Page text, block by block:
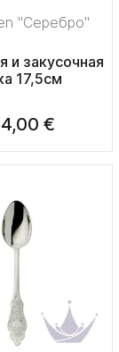
"Серебро"
и закусочная
17,5см
€